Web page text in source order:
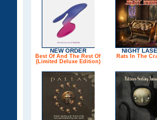
NEW ORDER
Best Of And The Rest Of
(Limited Deluxe Edition)
NIGHT
Rats In The